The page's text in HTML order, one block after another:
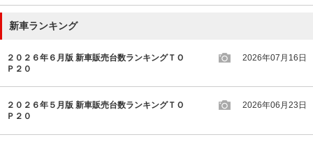
新車ランキング
２０２６年６月版 新車販売台数ランキングＴＯ
Ｐ２０
2026年07月16日
２０２６年５月版 新車販売台数ランキングＴＯ
Ｐ２０
2026年06月23日